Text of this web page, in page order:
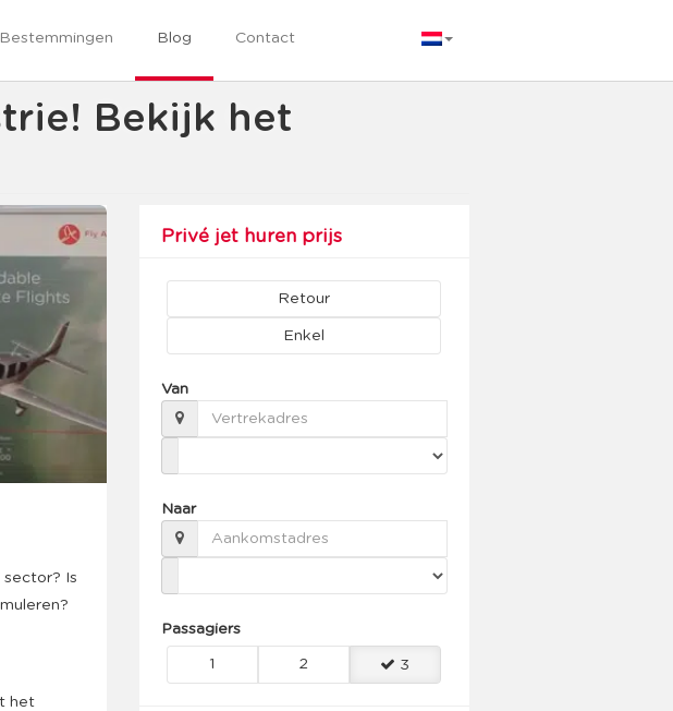
Bestemmingen Blog Contact
Bekijk het
Is
het
Privé jet huren prijs
Retour
Enkel
Van
Naar
Passagiers
1 2 3